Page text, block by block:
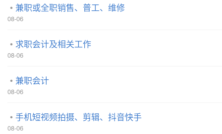
兼职或全职销售、普工、维修
08-06
求职会计及相关工作
08-06
兼职会计
08-06
手机短视频拍摄、剪辑、抖音快手
08-06